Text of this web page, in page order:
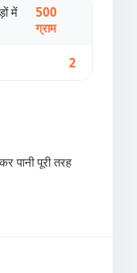
में
500
ग्राम
2
पानी पूरी तरह